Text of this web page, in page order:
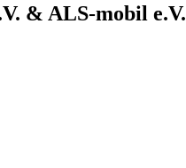
& ALS-mobil e.V.